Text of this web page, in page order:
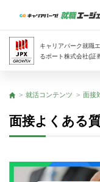
キャリアパーク就職
るポート株式会社(証
トップ
就活コンテンツ 面接
面接よくある